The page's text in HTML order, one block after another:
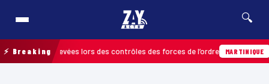
🔍
⚡ Breaking
relevées lors des contrôles des forces de l’ordre MARTINIQUE 04/08